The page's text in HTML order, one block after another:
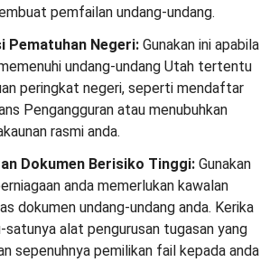
pemfailan undang-undang.
Pematuhan Negeri: Gunakan ini apabila
undang-undang Utah tertentu
peringkat negeri, seperti mendaftar
Pengangguran atau menubuhkan
rasmi anda.
Dokumen Berisiko Tinggi: Gunakan
anda memerlukan kawalan
dokumen undang-undang anda. Kerika
satunya alat pengurusan tugasan yang
sepenuhnya pemilikan fail kepada anda